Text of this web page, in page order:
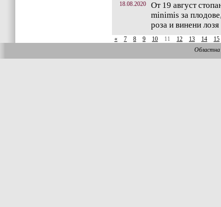
18.08.2020
От 19 август
minimis за
роза и винени лозя
« 7 8 9 10 11 12 13 14
15
Областна